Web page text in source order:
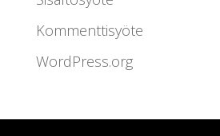
Kommenttisyöte
WordPress.org